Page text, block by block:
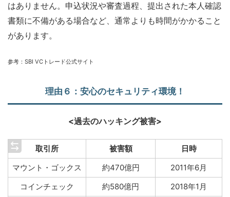
はありません。申込状況や審査過程、提出された本人確認
書類に不備がある場合など、通常よりも時間がかかること
があります。
参考： SBI VC トレード公式サイト
理由６：安心のセキュリティ環境！
<過去のハッキング被害>
取引所 被害額
日時
マウント・ゴックス
約470億円
2011年6月
コインチェック
約580億円
2018年1月